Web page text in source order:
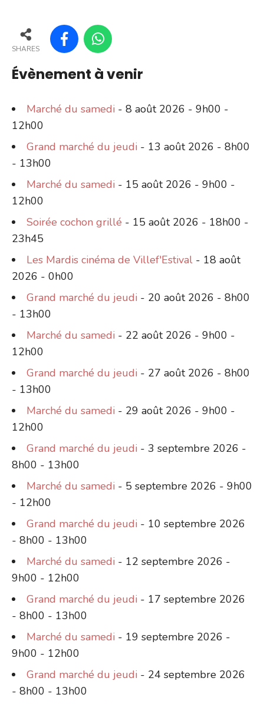
SHARES
Évènement à venir
Marché du samedi - 8 août 2026 - 9h00 -
12h00
Grand marché du jeudi - 13 août 2026 - 8h00
- 13h00
Marché du samedi - 15 août 2026 - 9h00 -
12h00
Soirée cochon grillé - 15 août 2026 - 18h00 -
23h45
Les Mardis cinéma de Villef'Estival - 18 août
2026 - 0h00
Grand marché du jeudi - 20 août 2026 - 8h00
- 13h00
Marché du samedi - 22 août 2026 - 9h00 -
12h00
Grand marché du jeudi - 27 août 2026 - 8h00
- 13h00
Marché du samedi - 29 août 2026 - 9h00 -
12h00
Grand marché du jeudi - 3 septembre 2026 -
8h00 - 13h00
Marché du samedi - 5 septembre 2026 - 9h00
- 12h00
Grand marché du jeudi - 10 septembre 2026
- 8h00 - 13h00
Marché du samedi - 12 septembre 2026 -
9h00 - 12h00
Grand marché du jeudi - 17 septembre 2026
- 8h00 - 13h00
Marché du samedi - 19 septembre 2026 -
9h00 - 12h00
Grand marché du jeudi - 24 septembre 2026
- 8h00 - 13h00